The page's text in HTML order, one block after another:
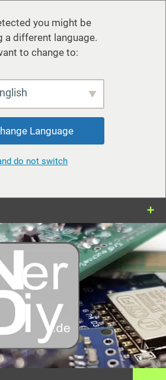
you might be
a different language.
to change to:
Language
do not switch
–
3D
alles um Elektronik, Heimwerken, 3D-
und viele andere technische Themen.